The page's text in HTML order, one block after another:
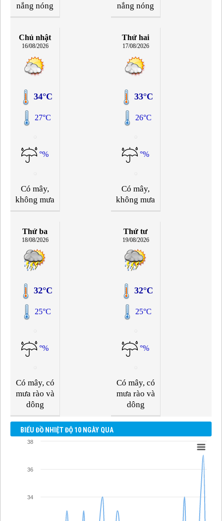
nắng nóng nắng nóng
Chủ nhật
16/08/2026
34°C
27°C
°%
Có mây,
không mưa
Thứ hai
17/08/2026
33°C
26°C
°%
Có mây,
không mưa
Thứ ba
18/08/2026
32°C
25°C
°%
Có mây, có
mưa rào và
dông
Thứ tư
19/08/2026
32°C
25°C
°%
Có mây, có
mưa rào và
dông
BIỂU ĐỒ NHIỆT ĐỘ 10 NGÀY QUA
34
36
38